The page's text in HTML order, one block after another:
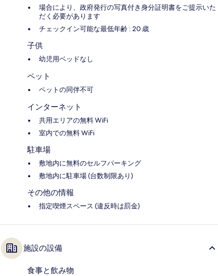
場合により、政府発行の写真付き身分証明書をご提示いた
だく必要があります
チェックイン可能な最低年齢 : 20 歳
子供
幼児用ベッドなし
ペット
ペットの同伴不可
インターネット
共用エリアの無料 WiFi
室内での無料 WiFi
駐車場
敷地内に無料のセルフパーキング
敷地内に駐車場 (台数制限あり)
その他の情報
指定喫煙スペース (違反時は罰金)
施設の設備
食事と飲み物